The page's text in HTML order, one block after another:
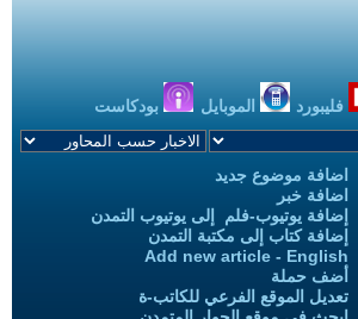
فليبورد الموبايل بودكاست
اضافة موضوع جديد
اضافة خبر
إضافة يوتيوب-فلم إلى يوتيوب التمدن
إضافة كتاب إلى مكتبة التمدن
Add new article - English
أضف حملة
تعديل الموقع الفرعي للكاتب-ة